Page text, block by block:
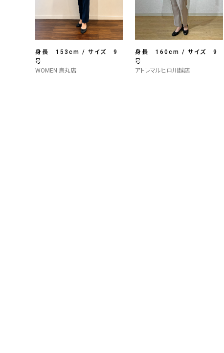
身長 153cm / サイズ 9
号
WOMEN 烏丸店
身長 160cm / サイズ 9
号
アトレマルヒロ川越店